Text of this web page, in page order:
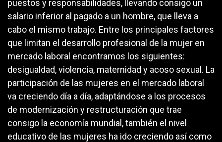
puestos y responsabilidades, llevando consigo un
salario inferior al pagado a un hombre, que lleva a
cabo el mismo trabajo. Entre los principales factores
que limitan el desarrollo profesional de la mujer en
mercado laboral encontramos los siguientes:
desigualdad, violencia, maternidad y acoso sexual. La
participación de las mujeres en el mercado laboral
va creciendo día a día, adaptándose a los procesos
de modernización y restructuración que trae
consigo la economía mundial, también el nivel
educativo de las mujeres ha ido creciendo así como